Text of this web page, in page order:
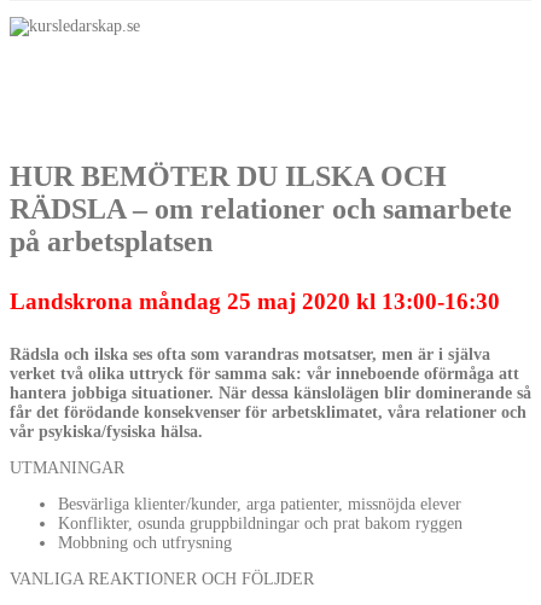
HUR BEMÖTER DU ILSKA OCH
RÄDSLA – om relationer och samarbete
på arbetsplatsen
Landskrona måndag 25 maj 2020 kl 13:00-16:30
Rädsla och ilska ses ofta som varandras motsatser, men är i själva
verket två olika uttryck för samma sak: vår inneboende oförmåga att
hantera jobbiga situationer. När dessa känslolägen blir dominerande så
får det förödande konsekvenser för arbetsklimatet, våra relationer och
vår psykiska/fysiska hälsa.
UTMANINGAR
Besvärliga klienter/kunder, arga patienter, missnöjda elever
Konflikter, osunda gruppbildningar och prat bakom ryggen
Mobbning och utfrysning
VANLIGA REAKTIONER OCH FÖLJDER